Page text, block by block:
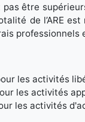
être
de l’ARE
les activités
les activités
les activités